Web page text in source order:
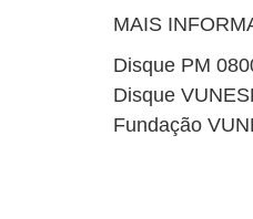
MAIS
Disque PM
Disque
Fundação